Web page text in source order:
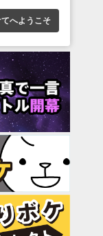
へようこそ